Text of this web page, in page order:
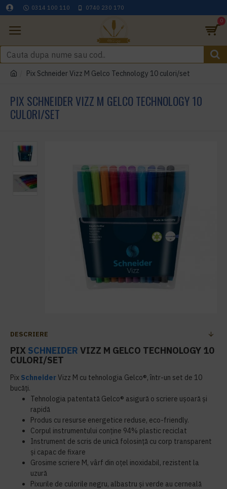
0314 100 110 0740 230 170
0
Pix Schneider Vizz M Gelco Technology 10 culori/set
PIX SCHNEIDER VIZZ M GELCO TECHNOLOGY 10
CULORI/SET
DESCRIERE
PIX SCHNEIDER VIZZ M GELCO TECHNOLOGY 10
CULORI/SET
Pix SchneiderVizz M cu tehnologia Gelco®, într-un set de 10
bucăți.
Tehnologia patentată Gelco® asigură o scriere ușoară și
rapidă
Produs cu resurse energetice reduse, eco-friendly.
Corpul instrumentului conține 94% plastic reciclat
Instrument de scris de unică folosință cu corp transparent
și capac de fixare
Grosime scriere M, vârf din oțel inoxidabil, rezistent la
uzură
Pixurile de culorile negru, albastru și verde au cerneală